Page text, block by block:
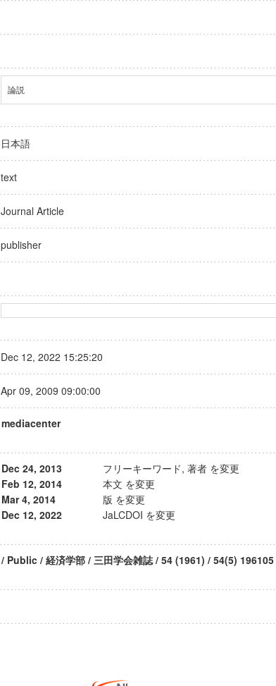
論説
日本語
text
Journal Article
publisher
Dec 12, 2022 15:25:20
Apr 09, 2009 09:00:00
mediacenter
Dec 24, 2013
フリーキーワード, 著者 を変更
Feb 12, 2014
本文 を変更
Mar 4, 2014
版 を変更
Dec 12, 2022
JaLCDOI を変更
/ Public / 経済学部 / 三田学会雑誌 / 54 (1961) / 54(5) 196105